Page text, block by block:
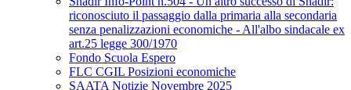
riconosciuto il passaggio dalla primaria alla secondaria
senza penalizzazioni economiche - All'albo sindacale ex
art.25 legge 300/1970
Fondo Scuola Espero
FLC CGIL Posizioni economiche
SAATA Notizie Novembre 2025